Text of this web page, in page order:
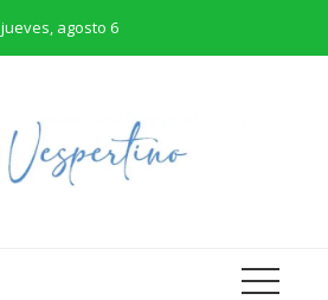
jueves, agosto 6